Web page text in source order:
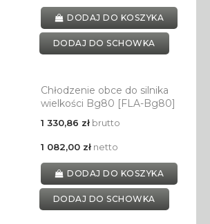
DODAJ DO KOSZYKA
DODAJ DO SCHOWKA
Chłodzenie obce do silnika
wielkości Bg80 [FLA-Bg80]
1 330,86 złbrutto
1 082,00 złnetto
DODAJ DO KOSZYKA
DODAJ DO SCHOWKA